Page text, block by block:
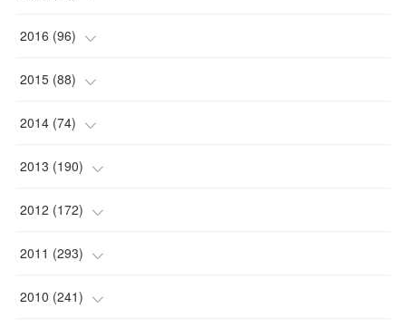
(1)
(1)
(1)
(1)
(2)
(1)
( 3)
2016 (96)
(2)
(5)
(6)
(3)
2015 (88)
(4)
(7)
(6)
(6)
12)
2014 (74)
(9)
(14)
(6)
( 1 )
2013 (190)
(17)
(22)
(11)
2012 (172)
(12)
(8)
2011 (293)
(32)
2010 (241)